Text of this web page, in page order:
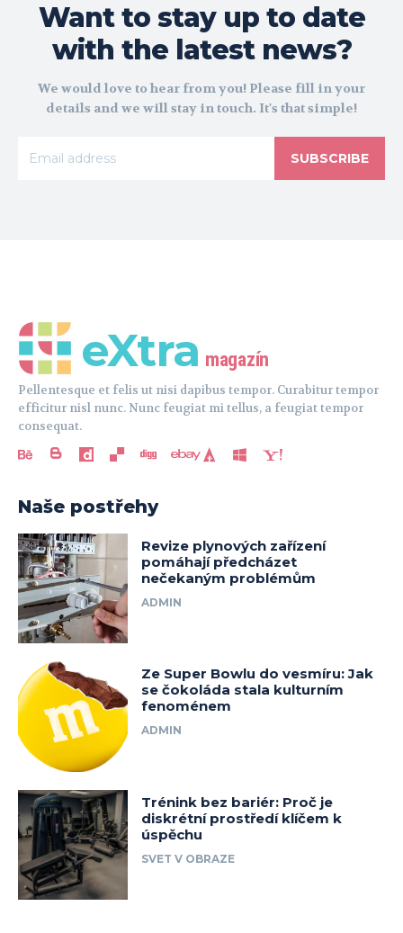
Want to stay up to date
with the latest news?
We would love to hear from you! Please fill in your
details and we will stay in touch. It's that simple!
SUBSCRIBE
eXtra magazín
Pellentesque et felis ut nisi dapibus tempor. Curabitur tempor
efficitur nisl nunc. Nunc feugiat mi tellus, a feugiat tempor
consequat.
Naše postřehy
Revize plynových zařízení
pomáhají předcházet
nečekaným problémům
ADMIN
Ze Super Bowlu do vesmíru: Jak
se čokoláda stala kulturním
fenoménem
ADMIN
Trénink bez bariér: Proč je
diskrétní prostředí klíčem k
úspěchu
SVET V OBRAZE